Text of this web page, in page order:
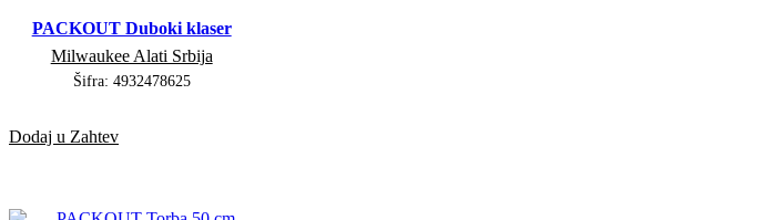
PACKOUT Duboki klaser
Milwaukee Alati Srbija
Šifra: 4932478625
Dodaj u Zahtev